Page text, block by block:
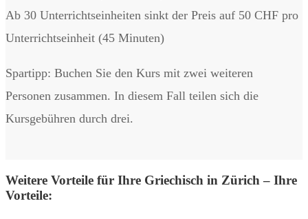
Ab 30 Unterrichtseinheiten sinkt der Preis auf 50 CHF pro
Unterrichtseinheit (45 Minuten)
Spartipp: Buchen Sie den Kurs mit zwei weiteren
Personen zusammen. In diesem Fall teilen sich die
Kursgebühren durch drei.
Weitere Vorteile für Ihre Griechisch in Zürich – Ihre
Vorteile: